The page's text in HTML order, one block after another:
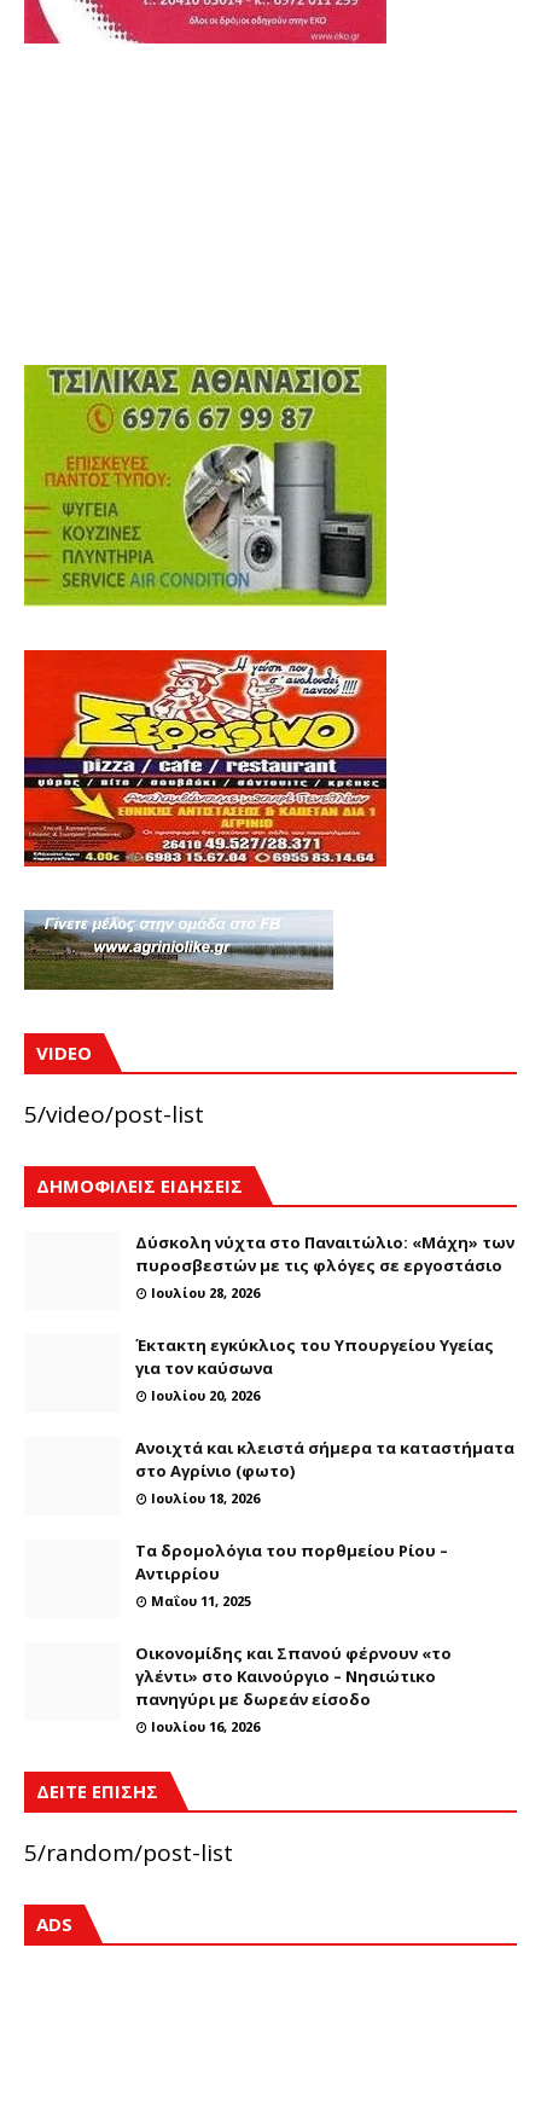
VIDEO
5/video/post-list
ΔΗΜΟΦΙΛΕΙΣ ΕΙΔΗΣΕΙΣ
Δύσκολη νύχτα στο Παναιτώλιο: «Μάχη» των
πυροσβεστών με τις φλόγες σε εργοστάσιο
Ιουλίου 28, 2026
Έκτακτη εγκύκλιος του Υπουργείου Υγείας
για τον καύσωνα
Ιουλίου 20, 2026
Ανοιχτά και κλειστά σήμερα τα καταστήματα
στο Αγρίνιο (φωτο)
Ιουλίου 18, 2026
Τα δρομολόγια του πορθμείου Ρίου –
Αντιρρίου
Μαΐου 11, 2025
Οικονομίδης και Σπανού φέρνουν «το
γλέντι» στο Καινούργιο – Νησιώτικο
πανηγύρι με δωρεάν είσοδο
Ιουλίου 16, 2026
ΔΕΙΤΕ ΕΠΙΣΗΣ
5/random/post-list
ADS